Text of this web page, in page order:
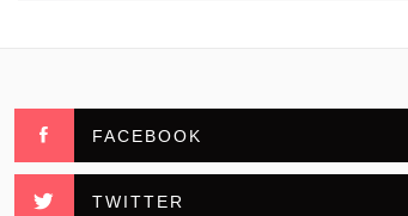
FACEBOOK
TWITTER